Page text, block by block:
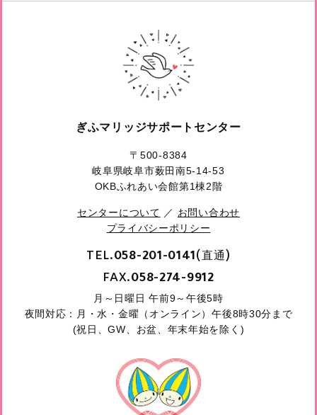
ぎふマリッジサポートセンター
〒500-8384
岐阜県岐阜市薮田南5-14-53
OKBふれあい会館第1棟2階
センターについて ／ お問い合わせ
プライバシーポリシー
TEL.058-201-0141(直通)
FAX.058-274-9912
月～日曜日 午前9～午後5時
夜間対応：月・水・金曜（オンライン）午後8時30分まで
(祝日、GW、お盆、年末年始を除く)